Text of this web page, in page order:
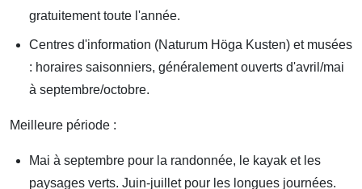
gratuitement toute l'année.
Centres d'information (Naturum Höga Kusten) et musées
: horaires saisonniers, généralement ouverts d'avril/mai
à septembre/octobre.
Meilleure période :
Mai à septembre pour la randonnée, le kayak et les
paysages verts. Juin-juillet pour les longues journées.